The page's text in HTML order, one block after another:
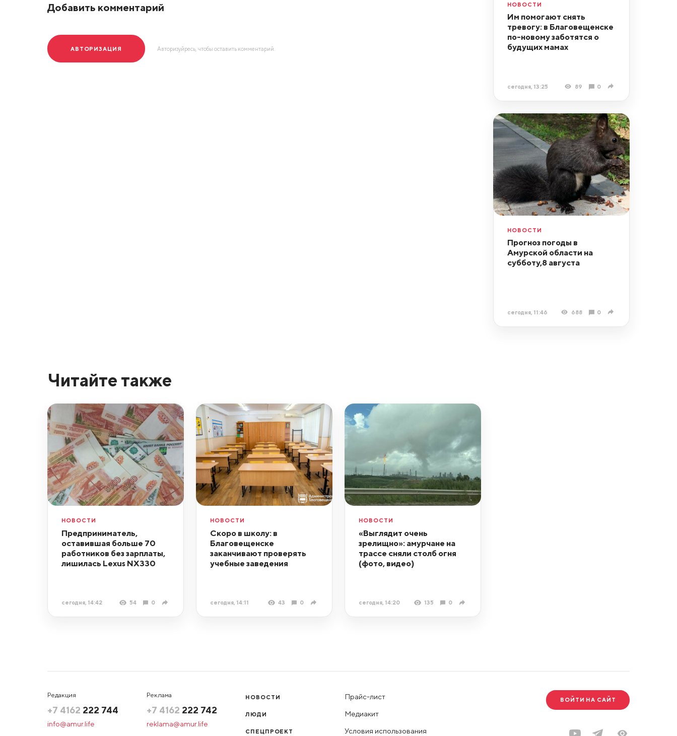
Добавить комментарий
АВТОРИЗАЦИЯ Авторизуйресь, чтобы оставить комментарий.
НОВОСТИ
Им помогают снять
тревогу: в Благовещенске
по-новому заботятся о
будущих мамах
сегодня, 13:25 89 0
НОВОСТИ
Прогноз погоды в
Амурской области на
субботу,8 августа
сегодня, 11:46 688 0
Читайте также
НОВОСТИ
Предприниматель,
оставившая больше 70
работников без зарплаты,
лишилась Lexus NX330
сегодня, 14:42 54 0
НОВОСТИ
Скоро в школу: в
Благовещенске
заканчивают проверять
учебные заведения
сегодня, 14:11 43 0
НОВОСТИ
«Выглядит очень
зрелищно»: амурчане на
трассе сняли столб огня
(фото, видео)
сегодня, 14:20 135 0
Редакция
+7 4162 222 744
info@amur.life
Реклама
+7 4162 222 742
reklama@amur.life
НОВОСТИ
ЛЮДИ
СПЕЦПРОЕКТ
Прайс-лист
Медиакит
Условия использования
ВОЙТИ НА САЙТ